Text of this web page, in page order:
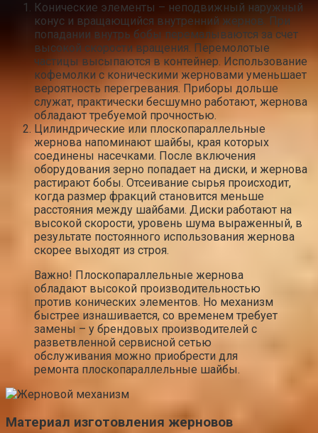
Конические элементы – неподвижный наружный
конус и вращающийся внутренний жернов. При
попадании внутрь бобы перемалываются за счет
высокой скорости вращения. Перемолотые
частицы высыпаются в контейнер. Использование
кофемолки с коническими жерновами уменьшает
вероятность перегревания. Приборы дольше
служат, практически бесшумно работают, жернова
обладают требуемой прочностью.
Цилиндрические или плоскопараллельные
жернова напоминают шайбы, края которых
соединены насечками. После включения
оборудования зерно попадает на диски, и жернова
растирают бобы. Отсеивание сырья происходит,
когда размер фракций становится меньше
расстояния между шайбами. Диски работают на
высокой скорости, уровень шума выраженный, в
результате постоянного использования жернова
скорее выходят из строя.
Важно! Плоскопараллельные жернова
обладают высокой производительностью
против конических элементов. Но механизм
быстрее изнашивается, со временем требует
замены – у брендовых производителей с
разветвленной сервисной сетью
обслуживания можно приобрести для
ремонта плоскопараллельные шайбы.
Материал изготовления жерновов